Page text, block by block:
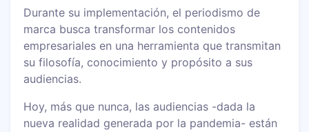
Durante su implementación, el periodismo de
marca busca transformar los contenidos
empresariales en una herramienta que transmitan
su filosofía, conocimiento y propósito a sus
audiencias.
Hoy, más que nunca, las audiencias -dada la
nueva realidad generada por la pandemia- están